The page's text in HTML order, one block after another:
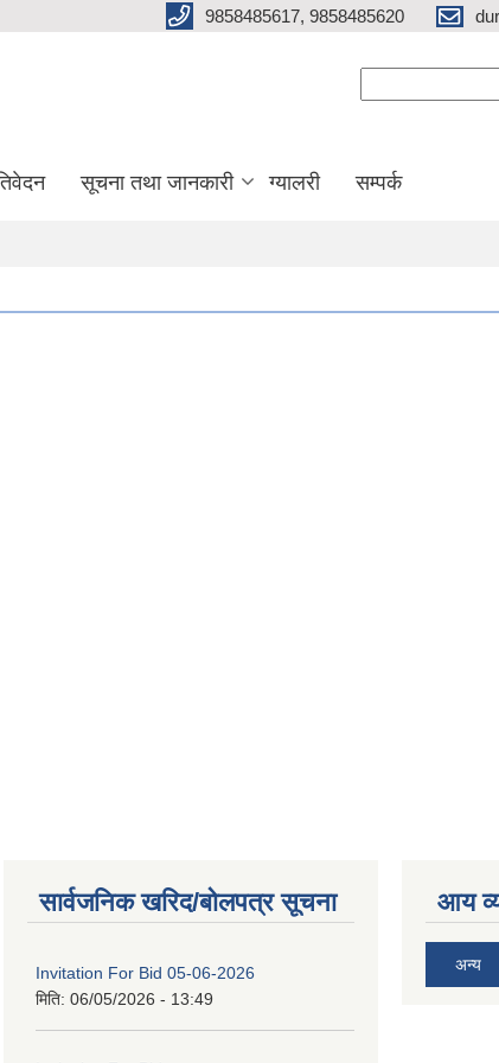
9858485617, 9858485620
सूचना तथा जानकारी ग्यालरी सम्पर्क
सार्वजनिक खरिद/बोलपत्र सूचना
Invitation For Bid 05-06-2026
मिति: 06/05/2026 - 13:49
आय
अन्य